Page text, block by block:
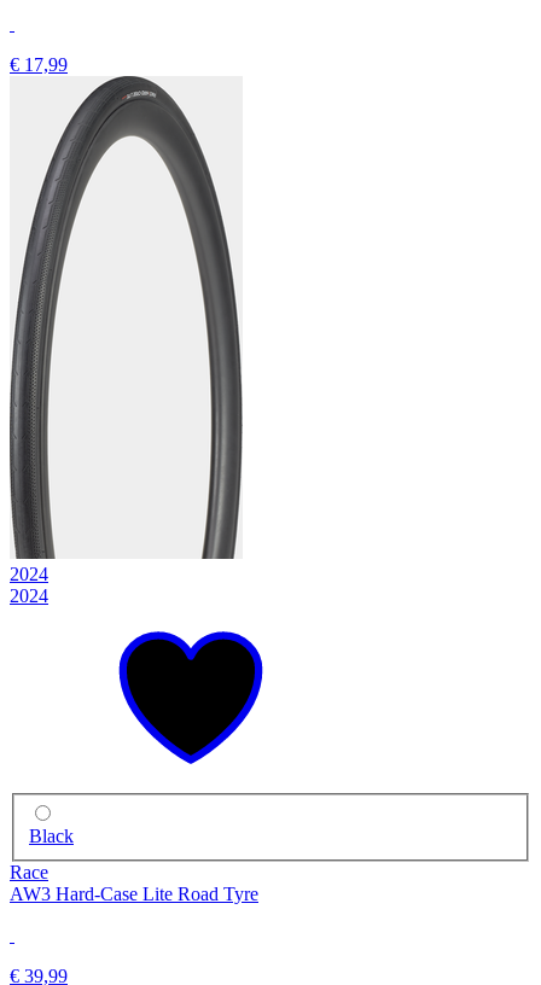
€ 17,99
2024
2024
Black
Race
AW3 Hard-Case Lite Road Tyre
€ 39,99